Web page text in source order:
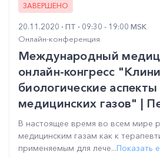
ЗАВЕРШЕНО
20.11.2020 ПТ
09:30 - 19:00 MSK
Онлайн-конференция
Международный
онлайн-конгресс
биологические
медицинских газов" |
В настоящее время во всем мире
медицинским газам как к
применяемым для лече...Показать